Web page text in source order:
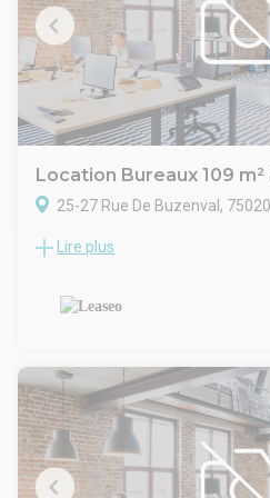
d'informations et une visite
Location Bureaux 109 m²
25-27 Rue De Buzenval,
LEASEO vous propose à la
pas de la place de la Nation.
espaces fonctionnels et
- Taxe foncière : 26.31 € /m²/an
.- Surface aménager en
(RDC + R+1)
- Locaux traversants, calmes et
- Plateaux fonctionnels, peu de
- Division possible entre le RDC et
Lire plus